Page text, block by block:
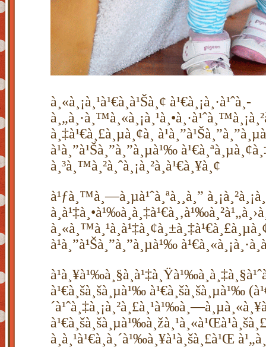
à¸«à¸¡à¸¹à¹€à¸­à¹Šà¸¢ à¹€à¸¡à¸·à¹ˆà¸­
à¸‡à¹€à¸£à¸µà¸¢à¸
à¹à¸”à¹Šà¸”à¸”à¸µà¹‰
à¸³à¸™à¸²à¸ˆà¸¡à¸²à¸à¹€à¸¥à¸¢
à¹ƒà¸™à¸—à¸µà¹ˆà¸ªà¸¸à¸”
à¹à¸”à¹Šà¸”à¸”à¸µà¹‰
à¹€à¸šà¸šà¸µà¹‰ à¹€à¸šà¸šà¸µà¹‰
à¸à¸¹à¹€à¸à¸´à¹‰à¸¥à¹à¸šà¸£à¹Œ